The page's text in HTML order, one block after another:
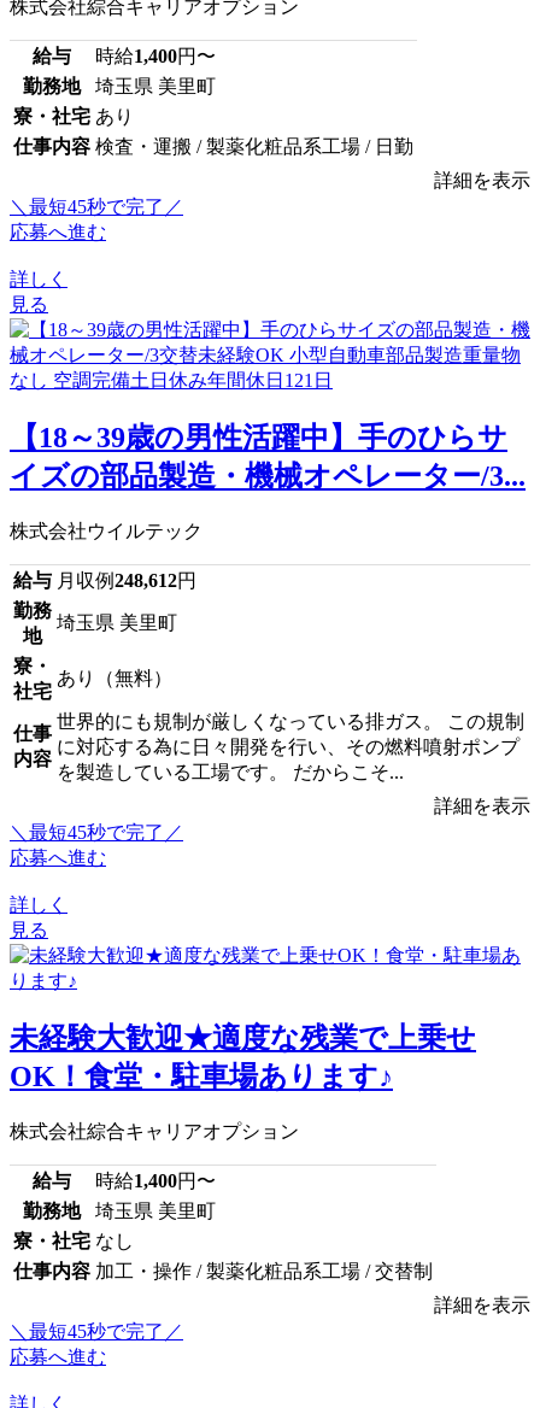
株式会社綜合キャリアオプション
給与 時給1,400円〜
勤務地
埼玉県 美里町
寮・社宅 あり
仕事内容 検査・運搬 / 製薬化粧品系工場 / 日勤
詳細を表示
＼最短45秒で完了／
応募へ進む
詳しく
見る
【18～39歳の男性活躍中】手のひらサ
イズの部品製造・機械オペレーター/3...
株式会社ウイルテック
給与 月収例248,612円
勤務
地
埼玉県 美里町
寮・
社宅
あり（無料）
仕事
内容
世界的にも規制が厳しくなっている排ガス。 この規制
に対応する為に日々開発を行い、その燃料噴射ポンプ
を製造している工場です。 だからこそ...
詳細を表示
＼最短45秒で完了／
応募へ進む
詳しく
見る
未経験大歓迎★適度な残業で上乗せ
OK！食堂・駐車場あります♪
株式会社綜合キャリアオプション
給与 時給1,400円〜
勤務地
埼玉県 美里町
寮・社宅 なし
仕事内容 加工・操作 / 製薬化粧品系工場 / 交替制
詳細を表示
＼最短45秒で完了／
応募へ進む
詳しく